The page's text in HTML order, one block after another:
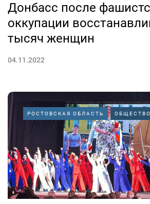
Донбасс после
оккупации
тысяч женщин
04.11.2022
РОСТОВСКАЯ ОБЛАСТЬ ОБЩЕСТВО